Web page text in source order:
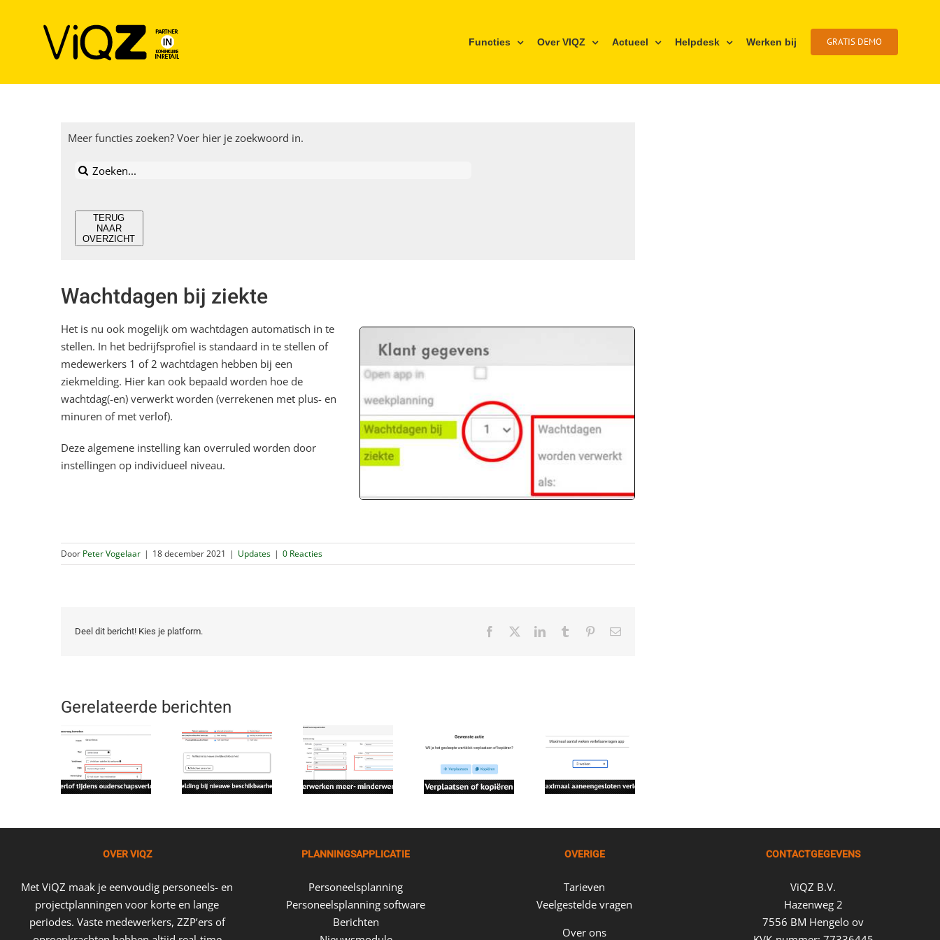
Functies Over VIQZ Actueel Helpdesk Werken bij GRATIS DEMO
Meer functies zoeken? Voer hier je zoekwoord in.
Zoeken
TERUG
NAAR
OVERZICHT
Wachtdagen bij ziekte
Het is nu ook mogelijk om wachtdagen automatisch in te
stellen. In het bedrijfsprofiel is standaard in te stellen of
medewerkers 1 of 2 wachtdagen hebben bij een
ziekmelding. Hier kan ook bepaald worden hoe de
wachtdag(-en) verwerkt worden (verrekenen met plus- en
minuren of met verlof).
Deze algemene instelling kan overruled worden door
instellingen op individueel niveau.
Door Peter Vogelaar | 18 december 2021 | Updates | 0 Reacties
Deel dit bericht! Kies je platform. Facebook LinkedInTumblr Pinterest
E-
Gerelateerde berichten
OVER VIQZ
Met ViQZ maak je eenvoudig personeels- en
projectplanningen voor korte en lange
periodes. Vaste medewerkers, ZZP’ers of
PLANNINGSAPPLICATIE
Personeelsplanning
Personeelsplanning software
Berichten
OVERIGE
Tarieven
Veelgestelde vragen
Over ons
CONTACTGEGEVENS
ViQZ B.V.
Hazenweg 2
7556 BM Hengelo ov